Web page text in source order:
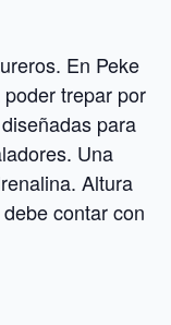
En Peke
trepar por
para
Una
Altura
contar con